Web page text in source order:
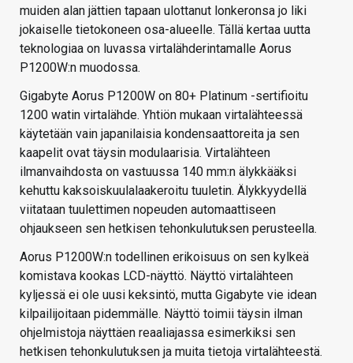
muiden alan jättien tapaan ulottanut lonkeronsa jo liki
jokaiselle tietokoneen osa-alueelle. Tällä kertaa uutta
teknologiaa on luvassa virtalähderintamalle Aorus
P1200W:n muodossa.
Gigabyte Aorus P1200W on 80+ Platinum -sertifioitu
1200 watin virtalähde. Yhtiön mukaan virtalähteessä
käytetään vain japanilaisia kondensaattoreita ja sen
kaapelit ovat täysin modulaarisia. Virtalähteen
ilmanvaihdosta on vastuussa 140 mm:n älykkääksi
kehuttu kaksoiskuulalaakeroitu tuuletin. Älykkyydellä
viitataan tuulettimen nopeuden automaattiseen
ohjaukseen sen hetkisen tehonkulutuksen perusteella.
Aorus P1200W:n todellinen erikoisuus on sen kylkeä
komistava kookas LCD-näyttö. Näyttö virtalähteen
kyljessä ei ole uusi keksintö, mutta Gigabyte vie idean
kilpailijoitaan pidemmälle. Näyttö toimii täysin ilman
ohjelmistoja näyttäen reaaliajassa esimerkiksi sen
hetkisen tehonkulutuksen ja muita tietoja virtalähteestä.